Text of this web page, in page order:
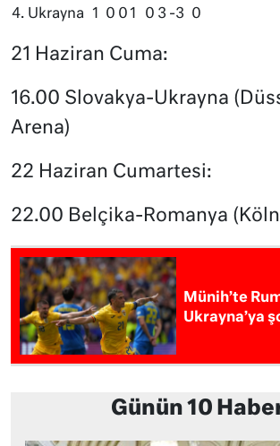
4. Ukrayna
1 0 01 0 3 -3 0
21 Haziran Cuma:
16.00 Slovakya-Ukrayna
Arena)
22 Haziran Cumartesi:
22.00 Belçika-Romanya (Köln
Münih’te
Ukrayna’ya
Günün 10